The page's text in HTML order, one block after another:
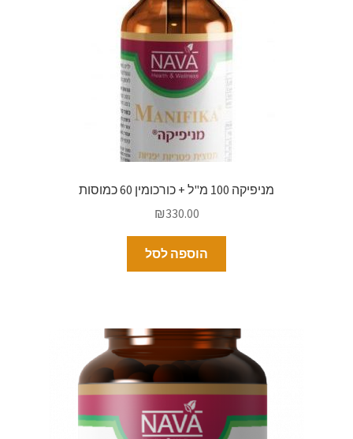
מניפיקה 100 מ"ל + כורכומין 60 כמוסות
₪330.00
הוספה לסל